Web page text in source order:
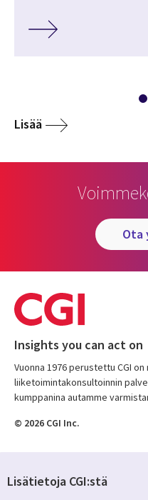
Lisää
Insights you can act on
Vuonna 1976 perustettu CGI on
liiketoimintakonsultoinnin
kumppanina autamme
© 2026 CGI Inc.
Lisätietoja CGI:stä